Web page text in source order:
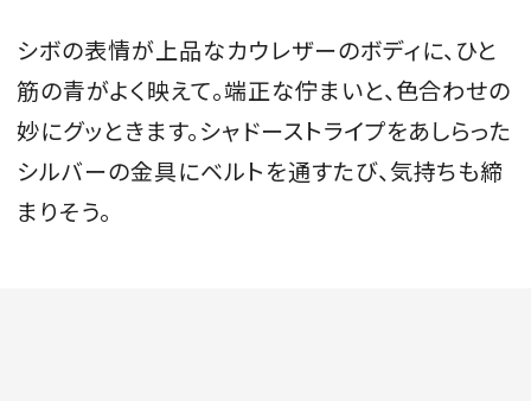
2026-07-23発売
最新号を試し読み
シボの表情が上品なカウレザーのボディに、ひと
筋の青がよく映えて。端正な佇まいと、色合わせの
妙にグッときます。シャドーストライプをあしらった
シルバーの金具にベルトを通すたび、気持ちも締
まりそう。